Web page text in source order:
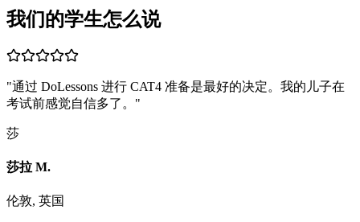
我们的学生怎么说
"通过 DoLessons 进行 CAT4 准备是最好的决定。我的儿子在
考试前感觉自信多了。 "
莎
莎拉 M.
伦敦, 英国